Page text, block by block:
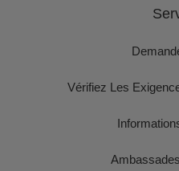
Vérifiez Les